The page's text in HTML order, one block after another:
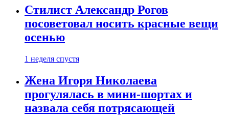
Стилист Александр Рогов
посоветовал носить красные вещи
осенью
1 неделя спустя
Жена Игоря Николаева
прогулялась в мини-шортах и
назвала себя потрясающей